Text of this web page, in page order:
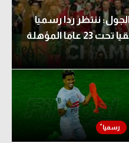
ننتظر ردا رسميا
بشأن استضافة كأس إفريقيا تحت 23 عاما المؤهلة